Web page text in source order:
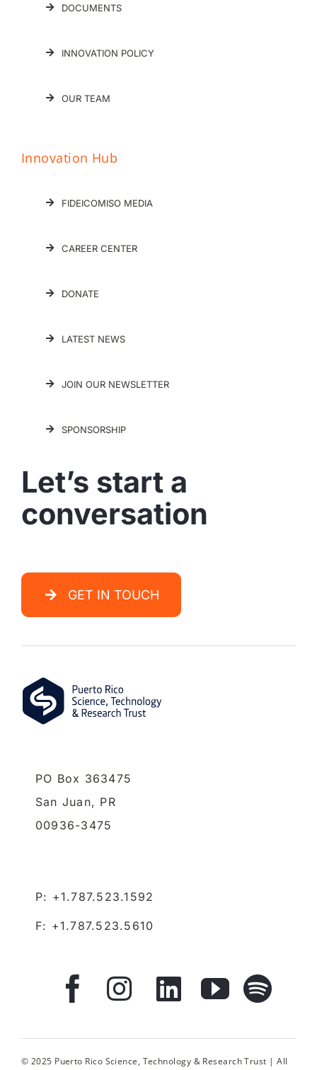
DOCUMENTS
INNOVATION POLICY
OUR TEAM
Innovation Hub
FIDEICOMISO MEDIA
CAREER CENTER
DONATE
LATEST NEWS
JOIN OUR NEWSLETTER
SPONSORSHIP
Let’s start a
conversation
GET IN TOUCH
PO Box 363475
San Juan, PR
00936-3475
P: +1.787.523.1592
F: +1.787.523.5610
© 2025 Puerto Rico Science, Technology & Research Trust | All